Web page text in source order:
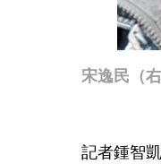
宋逸民（
記者鍾智